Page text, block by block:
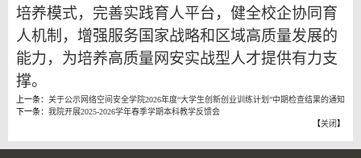
培养模式，完善实践育人平台，健全校企协同育
人机制，增强服务国家战略和区域高质量发展的
能力，为培养高质量网安实战型人才提供有力支
撑。
上一条： 关于公示网络空间安全学院2026年度“大学生创新创业训练计划”中期检查结果的通知
下一条： 我院开展2025-2026学年春季学期本科教学反馈会
【关闭 】